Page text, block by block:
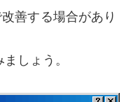
善する場合があり
しょう。